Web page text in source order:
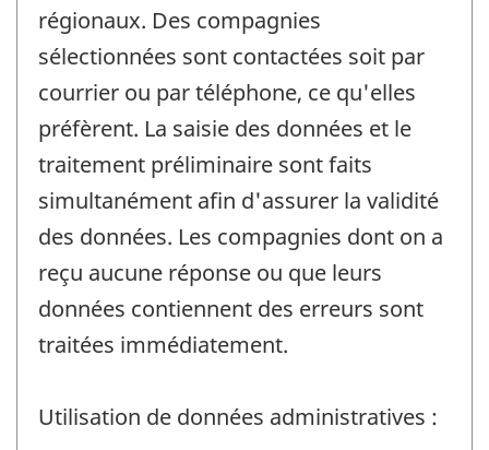
régionaux. Des compagnies
sélectionnées sont contactées soit par
courrier ou par téléphone, ce qu'elles
préfèrent. La saisie des données et le
traitement préliminaire sont faits
simultanément afin d'assurer la validité
des données. Les compagnies dont on a
reçu aucune réponse ou que leurs
données contiennent des erreurs sont
traitées immédiatement.
Utilisation de données administratives :